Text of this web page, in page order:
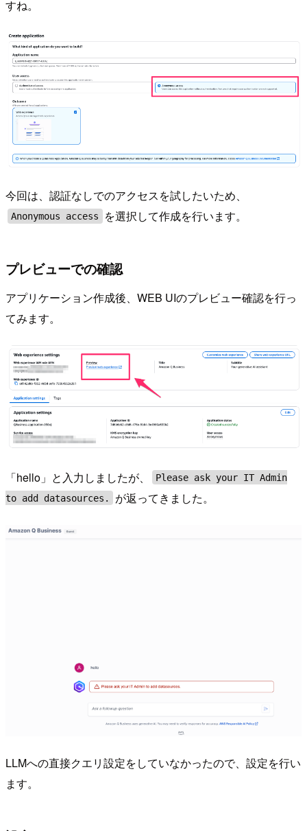
すね。
今回は、認証なしでのアクセスを試したいため、
Anonymous access を選択して作成を行います。
プレビューでの確認
アプリケーション作成後、WEB UIのプレビュー確認を行っ
てみます。
「hello」と入力しましたが、
Please ask your IT Admin
to add datasources.
が返ってきました。
LLMへの直接クエリ設定をしていなかったので、設定を行い
ます。